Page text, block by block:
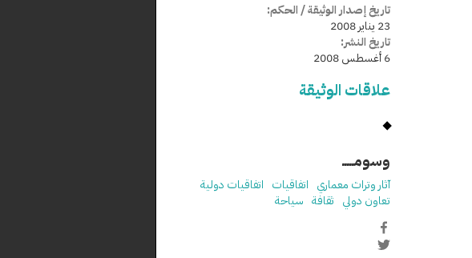
تاريخ إصدار الوثيقة / الحكم:
23 يناير 2008
تاريخ النشر:
6 أغسطس 2008
علاقات الوثيقة
وسومـــــ
آثار وتراث معماري اتفاقيات اتفاقيات دولية
تعاون دولي ثقافة سياحة